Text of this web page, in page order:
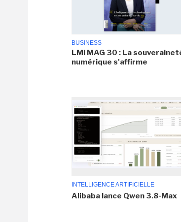
BUSINESS
LMI MAG 30 : La
numérique s'affirme
INTELLIGENCE ARTIFICIELLE
Alibaba lance Qwen 3.8-Max